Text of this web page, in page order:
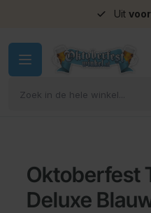
Uit
Oktoberfest
Deluxe